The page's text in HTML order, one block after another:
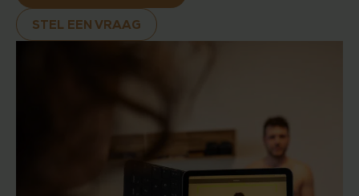
STEL EEN VRAAG